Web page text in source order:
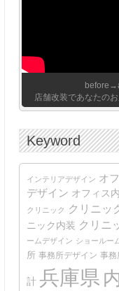
店舗改装であなたの
Keyword
インテリアデザイン オ
デザイン オフィス
クリニック クリニッ
ニック内装 クリニ
ームデザイン ショールー
所 事務所デザイン 事務
計 兵庫県